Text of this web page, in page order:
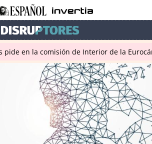
pide en la comisión de Interior de la